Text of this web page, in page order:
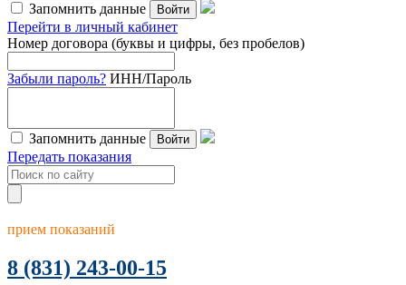
Запомнить данные Войти
Перейти в личный кабинет
Номер договора (буквы и цифры, без пробелов)
Забыли пароль? ИНН/Пароль
Запомнить данные Войти
Передать показания
прием показаний
8 (831) 243-00-15